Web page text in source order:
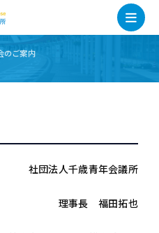
のご案内
社団法人千歳青年会議所
理事長 福田拓也